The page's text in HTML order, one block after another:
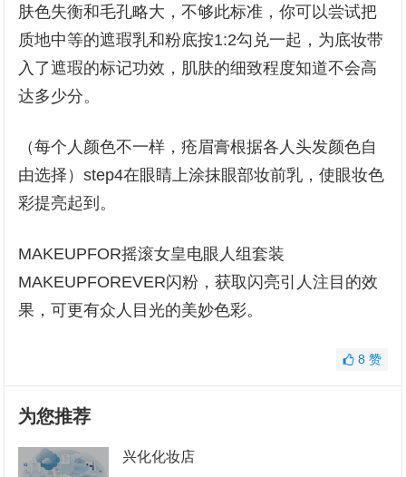
肤色失衡和毛孔略大，不够此标准，你可以尝试把
质地中等的遮瑕乳和粉底按1:2勾兑一起，为底妆带
入了遮瑕的标记功效，肌肤的细致程度知道不会高
达多少分。
（每个人颜色不一样，疮眉膏根据各人头发颜色自
由选择）step4在眼睛上涂抹眼部妆前乳，使眼妆色
彩提亮起到。
MAKEUPFOR摇滚女皇电眼人组套装
MAKEUPFOREVER闪粉，获取闪亮引人注目的效
果，可更有众人目光的美妙色彩。
8 赞
为您推荐
兴化化妆店